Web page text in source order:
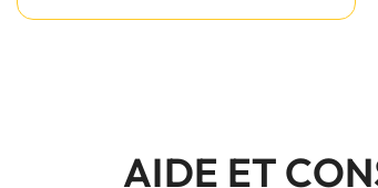
AIDE ET